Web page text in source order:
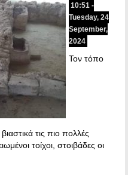
10:51 -
Tuesday, 24
September,
2024
Τον τόπο
τις πιο πολλές
τοίχοι, στοιβάδες οι